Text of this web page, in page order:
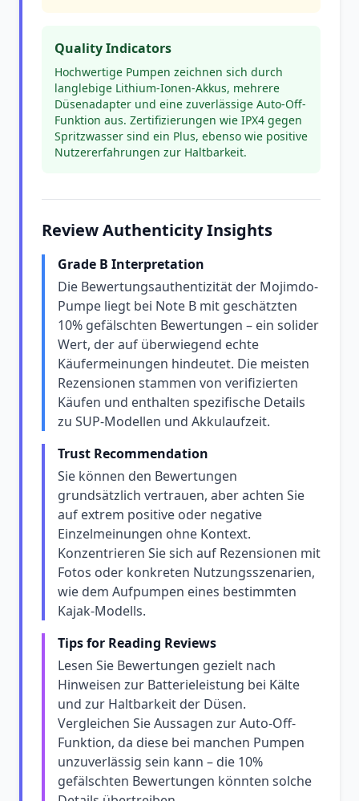
Quality Indicators
Hochwertige Pumpen zeichnen sich durch
langlebige Lithium-Ionen-Akkus, mehrere
Düsenadapter und eine zuverlässige Auto-Off-
Funktion aus. Zertifizierungen wie IPX4 gegen
Spritzwasser sind ein Plus, ebenso wie positive
Nutzererfahrungen zur Haltbarkeit.
Review Authenticity Insights
Grade B Interpretation
Die Bewertungsauthentizität der Mojimdo-
Pumpe liegt bei Note B mit geschätzten
10% gefälschten Bewertungen – ein solider
Wert, der auf überwiegend echte
Käufermeinungen hindeutet. Die meisten
Rezensionen stammen von verifizierten
Käufen und enthalten spezifische Details
zu SUP-Modellen und Akkulaufzeit.
Trust Recommendation
Sie können den Bewertungen
grundsätzlich vertrauen, aber achten Sie
auf extrem positive oder negative
Einzelmeinungen ohne Kontext.
Konzentrieren Sie sich auf Rezensionen mit
Fotos oder konkreten Nutzungsszenarien,
wie dem Aufpumpen eines bestimmten
Kajak-Modells.
Tips for Reading Reviews
Lesen Sie Bewertungen gezielt nach
Hinweisen zur Batterieleistung bei Kälte
und zur Haltbarkeit der Düsen.
Vergleichen Sie Aussagen zur Auto-Off-
Funktion, da diese bei manchen Pumpen
unzuverlässig sein kann – die 10%
gefälschten Bewertungen könnten solche